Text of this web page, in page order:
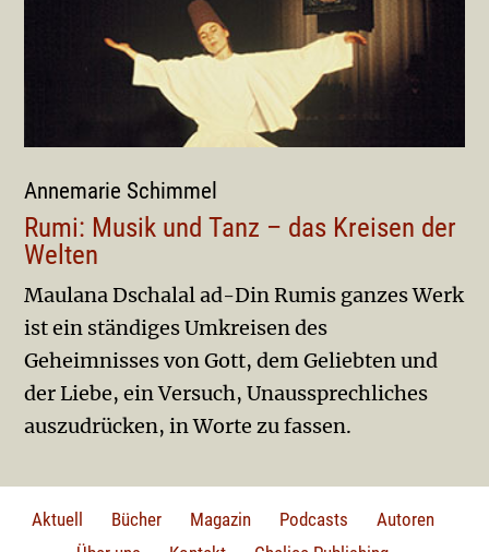
Annemarie Schimmel
Rumi: Musik und Tanz – das Kreisen der
Welten
Maulana Dschalal ad-Din Rumis ganzes Werk
ist ein ständiges Umkreisen des
Geheimnisses von Gott, dem Geliebten und
der Liebe, ein Versuch, Unaussprechliches
auszudrücken, in Worte zu fassen.
Aktuell Bücher Magazin Podcasts
Autoren